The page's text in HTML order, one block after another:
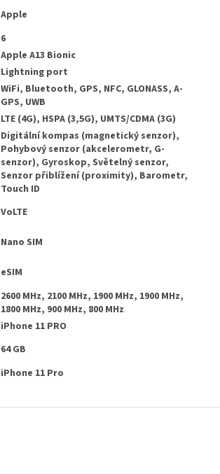
Apple
6
Apple A13 Bionic
Lightning port
WiFi, Bluetooth, GPS, NFC, GLONASS, A-
GPS, UWB
LTE (4G), HSPA (3,5G), UMTS/CDMA (3G)
Digitální kompas (magnetický senzor),
Pohybový senzor (akcelerometr, G-
senzor), Gyroskop, Světelný senzor,
Senzor přiblížení (proximity), Barometr,
Touch ID
VoLTE
Nano SIM
eSIM
2600 MHz, 2100 MHz, 1900 MHz, 1900 MHz,
1800 MHz, 900 MHz, 800 MHz
iPhone 11 PRO
64 GB
iPhone 11 Pro